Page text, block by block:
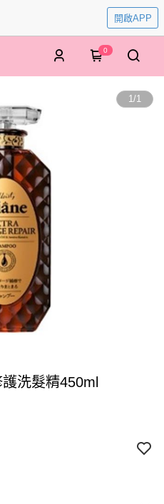
開啟APP
0
1/1
洗髮精450ml